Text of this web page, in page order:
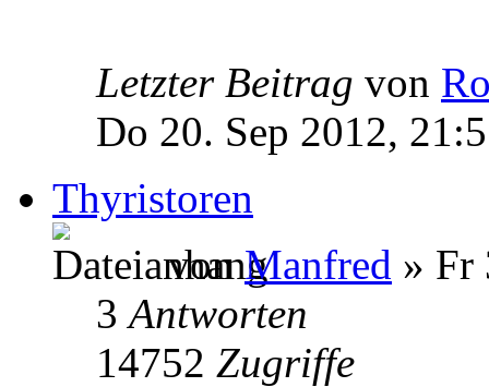
Letzter Beitrag von
Do 20. Sep 2012,
Thyristoren
vonManfred » Fr
3Antworten
14752 Zugriffe